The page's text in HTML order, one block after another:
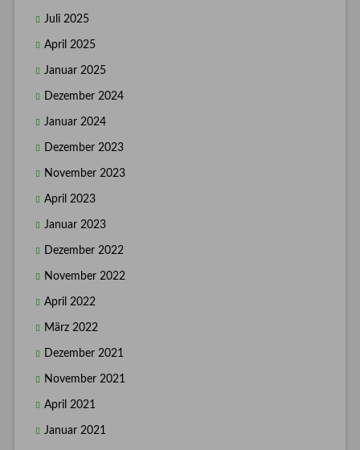
Juli 2025
April 2025
Januar 2025
Dezember 2024
Januar 2024
Dezember 2023
November 2023
April 2023
Januar 2023
Dezember 2022
November 2022
April 2022
März 2022
Dezember 2021
November 2021
April 2021
Januar 2021